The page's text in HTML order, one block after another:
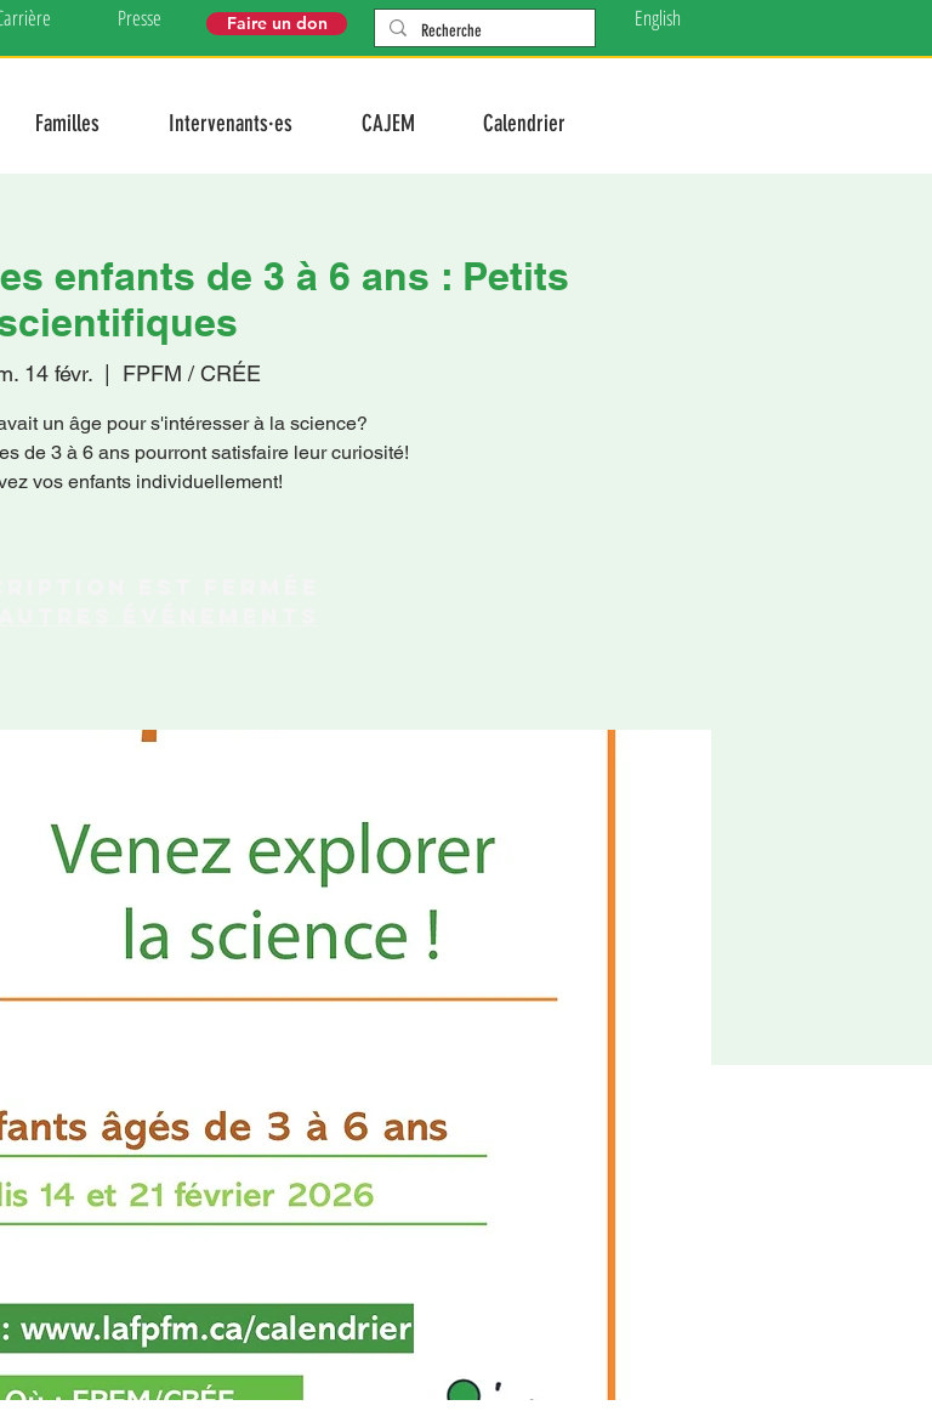
Presse Faire un don English
Familles Intervenants·es CAJEM Calendrier
enfants de 3 à 6 ans : Petits
14 févr.
  |
FPFM / CRÉE
un âge pour s'intéresser à la science?
de 3 à 6 ans pourront satisfaire leur curiosité!
vos enfants individuellement!